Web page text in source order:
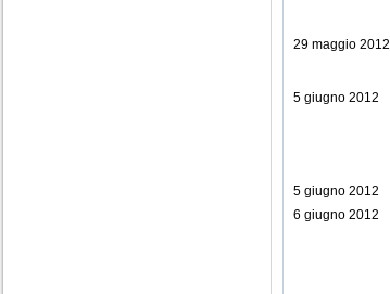
29 maggio 2012
5 giugno 2012
5 giugno 2012
6 giugno 2012